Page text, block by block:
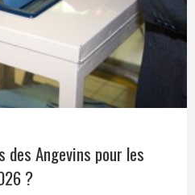
Angevins pour les
?